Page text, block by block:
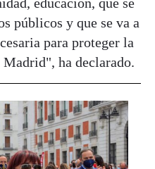
públicos y que se va a
para proteger la
ha declarado.